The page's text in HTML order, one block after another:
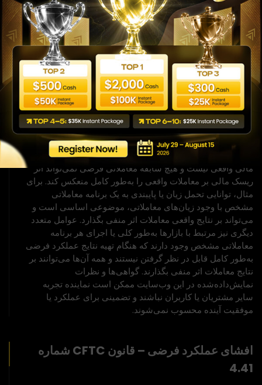
و جریان نقدی واقعی ایجاد می‌کند.
افشای عملکرد فرضی
نتایج عملکرد فرضی محدودیت‌های ذاتی متعددی دارند که برخی
از آن‌ها در ادامه توضیح داده شده است. هیچ تضمینی وجود ندارد
که هر حسابی بتواند پاداش‌ها یا زیان‌های مبتنی بر عملکرد مشابه
با موارد نمایش‌داده‌شده را محقق کند. معمولاً تفاوت‌های
قابل‌توجهی بین نتایج عملکرد فرضی و نتایج واقعی حاصل از هر
برنامه معاملاتی مشخص وجود دارد. یکی از محدودیت‌های نتایج
عملکرد فرضی این است که معمولاً با استفاده از آگاهی از نتایج
گذشته تهیه می‌شوند. علاوه بر این، معاملات فرضی شامل ریسک
مالی واقعی نیست و هیچ سابقه معاملاتی فرضی نمی‌تواند اثر
ریسک مالی بر معاملات واقعی را به‌طور کامل منعکس کند. برای
مثال، توانایی تحمل زیان یا پایبندی به یک برنامه معاملاتی
مشخص با وجود زیان‌های معاملاتی، موضوعی اساسی است و
می‌تواند بر نتایج واقعی معاملات اثر منفی بگذارد. عوامل متعدد
دیگری نیز مرتبط با بازارها به‌طور کلی یا اجرای هر برنامه
معاملاتی مشخص وجود دارند که هنگام تهیه نتایج عملکرد فرضی
به‌طور کامل قابل در نظر گرفتن نیستند و همه آن‌ها می‌توانند بر
نتایج معاملات اثر منفی بگذارند. گواهی‌ها و نظرات
نمایش‌داده‌شده در این وب‌سایت ممکن است نماینده تجربه
سایر مشتریان یا کاربران نباشند و تضمینی برای عملکرد یا
موفقیت آینده محسوب نمی‌شوند.
افشای عملکرد فرضی – قانون CFTC شماره
4.41